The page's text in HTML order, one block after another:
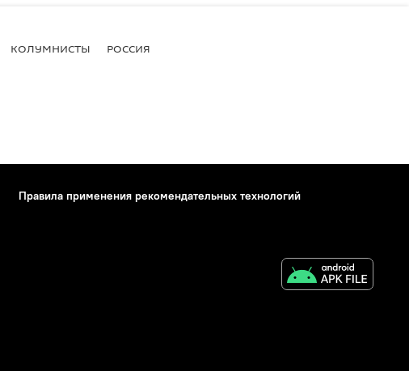
КОЛУМНИСТЫ РОССИЯ
Правила применения рекомендательных технологий